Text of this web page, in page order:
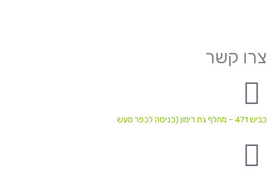
צרו קשר
כביש 471 – מחלף גת רימון (כניסה לכפר מעש